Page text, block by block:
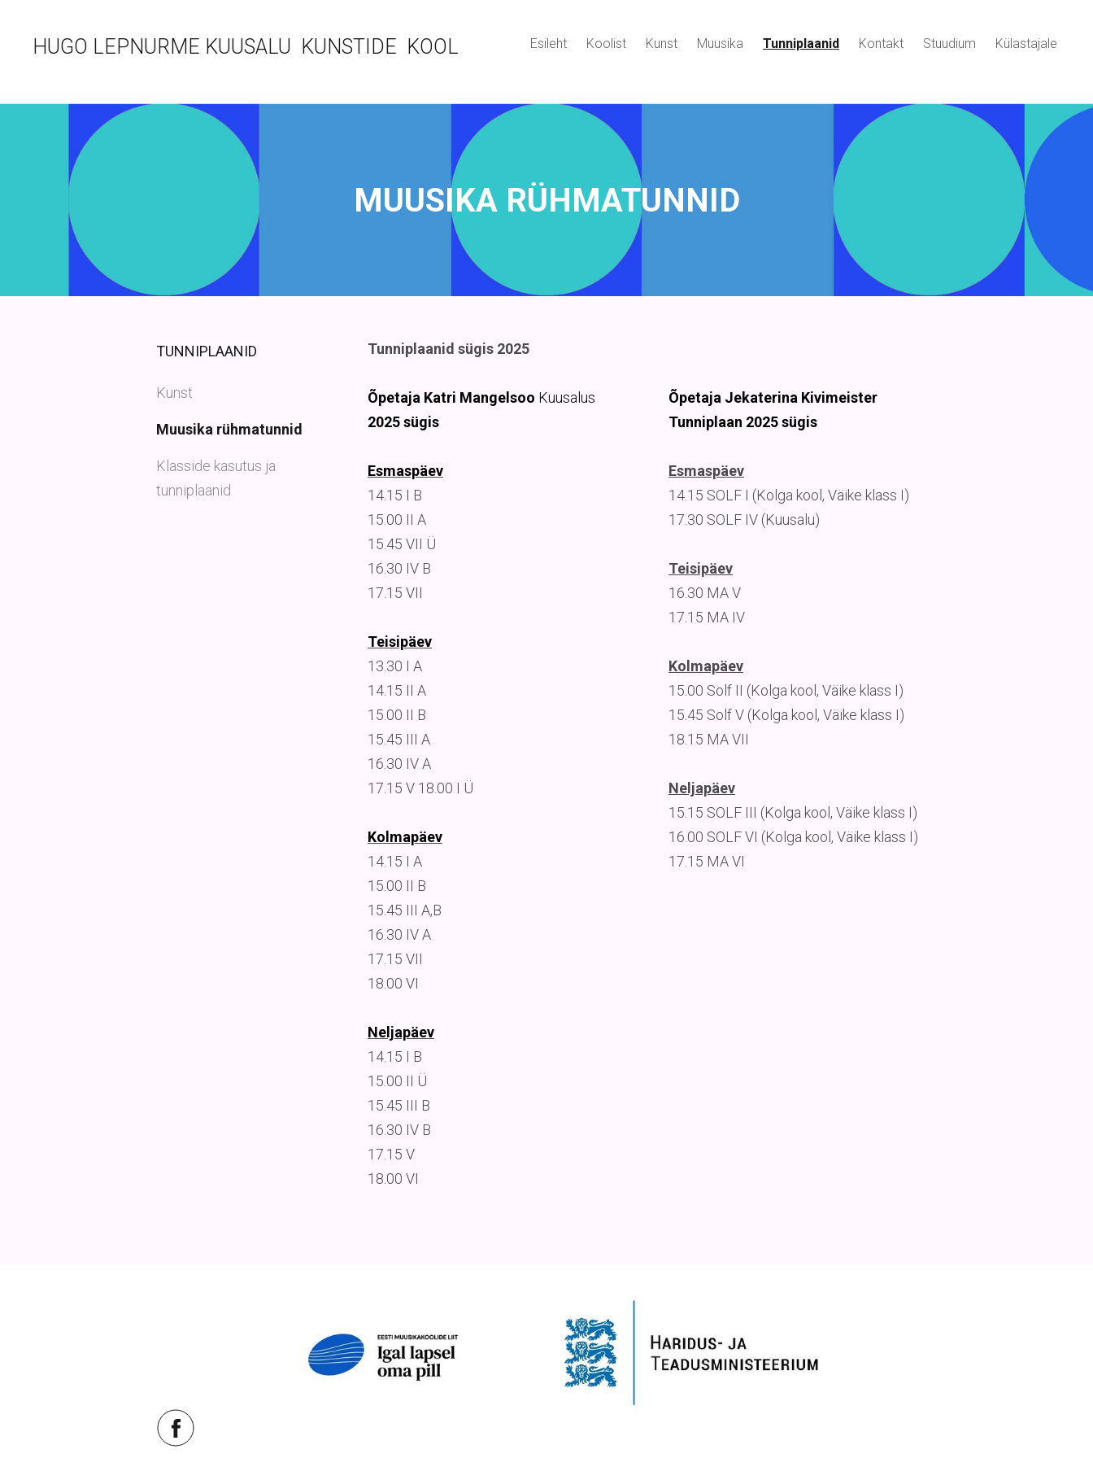
HUGO LEPNURME KUUSALU KUNSTIDE KOOL Esileht Koolist Kunst Muusika Tunniplaanid Kontakt Stuudium Külastajale
MUUSIKA RÜHMATUNNID
TUNNIPLAANID
Kunst
Muusika rühmatunnid
Klasside kasutus ja
tunniplaanid
Tunniplaanid sügis 2025
Õpetaja Katri Mangelsoo Kuusalus
2025 sügis
Esmaspäev
14.15 I B
15.00 II A
15.45 VII Ü
16.30 IV B
17.15 VII
Teisipäev
13.30 I A
14.15 II A
15.00 II B
15.45 III A
16.30 IV A
17.15 V 18.00 I Ü
Kolmapäev
14.15 I A
15.00 II B
15.45 III A,B
16.30 IV A
17.15 VII
18.00 VI
Neljapäev
14.15 I B
15.00 II Ü
15.45 III B
16.30 IV B
17.15 V
18.00 VI
Õpetaja Jekaterina Kivimeister
Tunniplaan 2025 sügis
Esmaspäev
14.15 SOLF I (Kolga kool, Väike klass I)
17.30 SOLF IV (Kuusalu)
Teisipäev
16.30 MA V
17.15 MA IV
Kolmapäev
15.00 Solf II (Kolga kool, Väike klass I)
15.45 Solf V (Kolga kool, Väike klass I)
18.15 MA VII
Neljapäev
15.15 SOLF III (Kolga kool, Väike klass I)
16.00 SOLF VI (Kolga kool, Väike klass I)
17.15 MA VI